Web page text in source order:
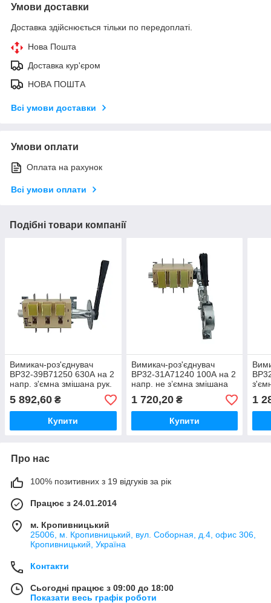
Умови доставки
Доставка здійснюється тільки по передоплаті.
Нова Пошта
Доставка кур'єром
НОВА ПОШТА
Всі умови доставки
Умови оплати
Оплата на рахунок
Всі умови оплати
Подібні товари компанії
Вимикач-роз'єднувач
ВР32-39B71250 630А на 2
напр. з'ємна змішана рук.
права-ліва
5 892,60 ₴
Купити
Вимикач-роз'єднувач
ВР32-31A71240 100А на 2
напр. не з’ємна змішана
рукоятка попереду
1 720,20₴
Купити
1
Про нас
100% позитивних з 19 відгуків за рік
Працює з 24.01.2014
м. Кропивницький
25006, м. Кропивницький, вул. Соборная, д.4, офис 306,
Кропивницький, Україна
Контакти
Сьогодні працює з 09:00 до 18:00
Показати весь графік роботи